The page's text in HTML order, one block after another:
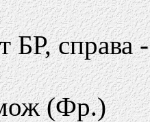
БР, справа
(Фр.)